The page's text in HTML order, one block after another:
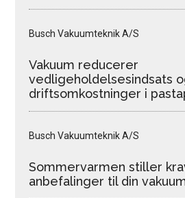
Busch Vakuumteknik A/S
Vakuum reducerer
vedligeholdelsesindsats
driftsomkostninger i
Busch Vakuumteknik A/S
Sommervarmen stiller
anbefalinger til din